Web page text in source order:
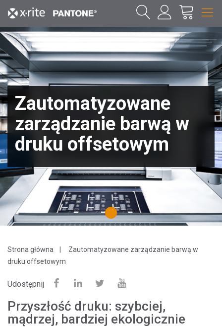
Zautomatyzowane
zarządzanie barwą w
druku offsetowym
1
Strona główna
Zautomatyzowane zarządzanie barwą w
druku offsetowym
Udostępnij
Przyszłość druku: szybciej,
mądrzej, bardziej ekologicznie